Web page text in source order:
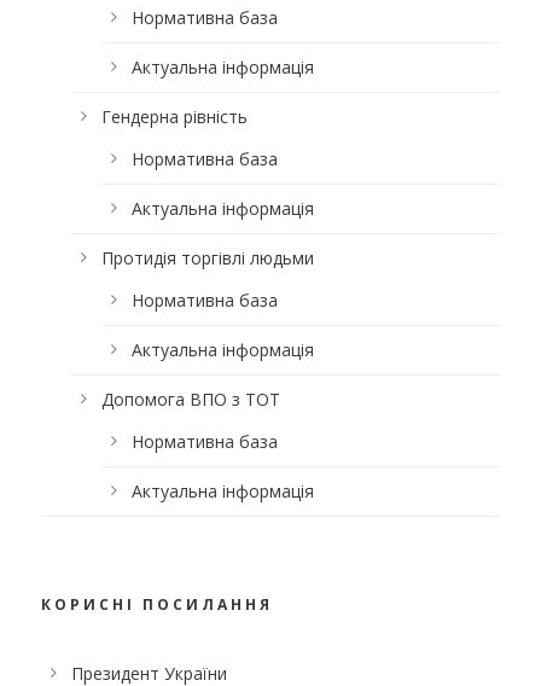
Нормативна база
Актуальна інформація
Гендерна рівність
Нормативна база
Актуальна інформація
Протидія торгівлі людьми
Нормативна база
Актуальна інформація
Допомога ВПО з ТОТ
Нормативна база
Актуальна інформація
КОРИСНІ ПОСИЛАННЯ
Президент України